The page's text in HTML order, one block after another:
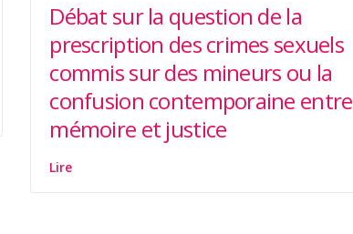
Débat sur la question de la
prescription des crimes sexuels
commis sur des mineurs ou la
confusion contemporaine entre
mémoire et justice
Lire